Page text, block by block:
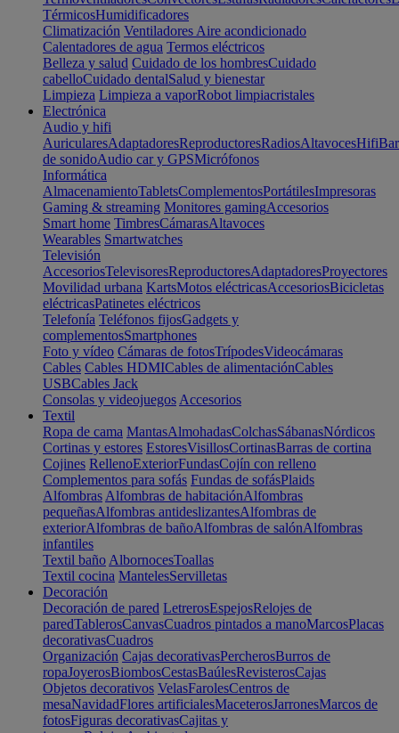
TérmicosHumidificadores
Climatización Ventiladores Aire acondicionado
Calentadores de agua Termos eléctricos
Belleza y salud Cuidado de los hombresCuidado
cabelloCuidado dentalSalud y bienestar
Limpieza Limpieza a vaporRobot limpiacristales
Electrónica
Audio y hifi
AuricularesAdaptadoresReproductoresRadiosAltavocesHifi
de sonidoAudio car y GPSMicrófonos
Informática
AlmacenamientoTabletsComplementosPortátilesImpresoras
Gaming & streaming Monitores gamingAccesorios
Smart home TimbresCámarasAltavoces
Wearables Smartwatches
Televisión
AccesoriosTelevisoresReproductoresAdaptadoresProyectores
Movilidad urbana KartsMotos eléctricasAccesoriosBicicletas
eléctricasPatinetes eléctricos
Telefonía Teléfonos fijosGadgets y
complementosSmartphones
Foto y vídeo Cámaras de fotosTrípodesVideocámaras
Cables Cables HDMICables de alimentaciónCables
USBCables Jack
Consolas y videojuegos Accesorios
Textil
Ropa de cama MantasAlmohadasColchasSábanasNórdicos
Cortinas y estores EstoresVisillosCortinasBarras de cortina
Cojines RellenoExteriorFundasCojín con relleno
Complementos para sofás Fundas de sofásPlaids
Alfombras Alfombras de habitaciónAlfombras
pequeñasAlfombras antideslizantesAlfombras de
exteriorAlfombras de bañoAlfombras de salónAlfombras
infantiles
Textil baño AlbornocesToallas
Textil cocina MantelesServilletas
Decoración
Decoración de pared LetrerosEspejosRelojes de
paredTablerosCanvasCuadros pintados a manoMarcosPlacas
decorativasCuadros
Organización Cajas decorativasPercherosBurros de
ropaJoyerosBiombosCestasBaúlesRevisterosCajas
Objetos decorativos VelasFarolesCentros de
mesaNavidadFlores artificialesMaceterosJarronesMarcos de
fotosFiguras decorativasCajitas y